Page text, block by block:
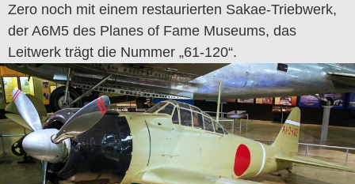
Zero noch mit einem restaurierten Sakae-Triebwerk,
der A6M5 des Planes of Fame Museums, das
Leitwerk trägt die Nummer „61-120“.